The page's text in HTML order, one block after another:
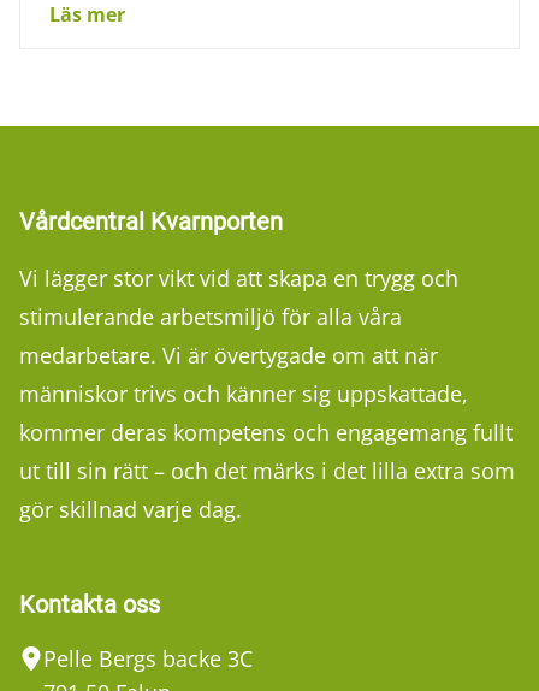
Läs mer
Vårdcentral Kvarnporten
Vi lägger stor vikt vid att skapa en trygg och
stimulerande arbetsmiljö för alla våra
medarbetare. Vi är övertygade om att när
människor trivs och känner sig uppskattade,
kommer deras kompetens och engagemang fullt
ut till sin rätt – och det märks i det lilla extra som
gör skillnad varje dag.
Kontakta oss
Pelle Bergs backe 3C